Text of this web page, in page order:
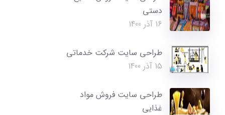
دستی
16 آذر 1400
طراحی سایت شرکت خدماتی
15 آذر 1400
طراحی سایت فروش مواد
غذایی